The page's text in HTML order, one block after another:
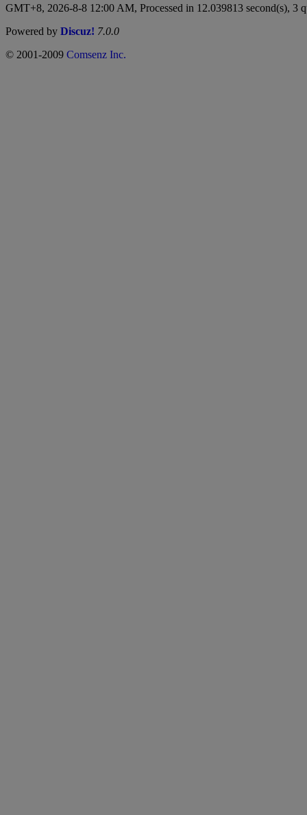
GMT+8, 2026-8-8 12:00 AM, Processed in 12.039813 second(s), 3
Powered by Discuz! 7.0.0
© 2001-2009 Comsenz Inc.